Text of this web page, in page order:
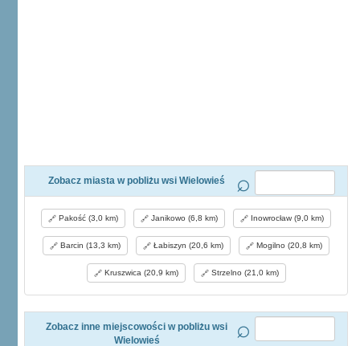
Zobacz miasta w pobliżu wsi Wielowieś
Pakość (3,0 km) Janikowo (6,8 km) Inowrocław (9,0 km)
Barcin (13,3 km) Łabiszyn (20,6 km) Mogilno (20,8 km)
Kruszwica (20,9 km) Strzelno (21,0 km)
Zobacz inne miejscowości w pobliżu wsi
Wielowieś